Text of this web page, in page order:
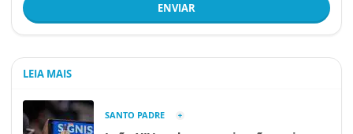
ENVIAR
LEIA MAIS
SANTO PADRE